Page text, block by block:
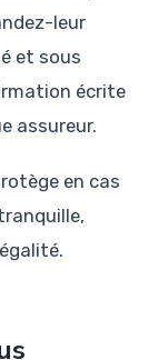
leur
et sous
écrite
assureur.
en cas